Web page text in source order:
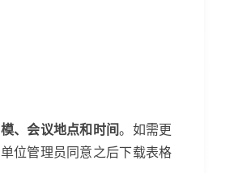
、会议地点和时间。如需更
位管理员同意之后下载表格